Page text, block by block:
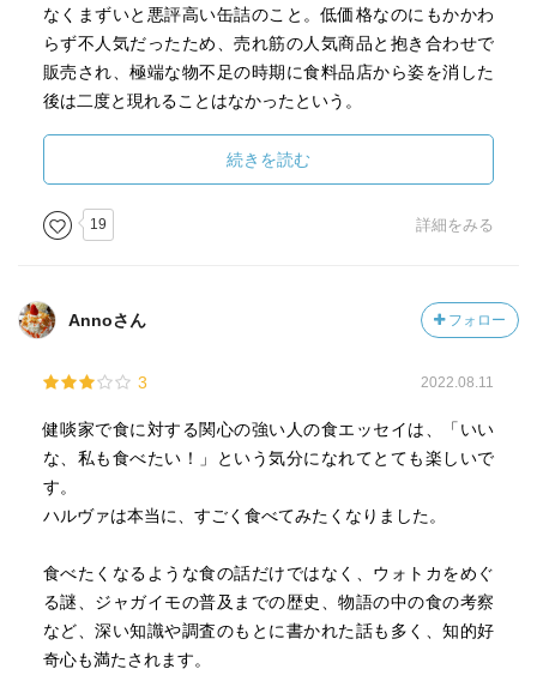
なくまずいと悪評高い缶詰のこと。低価格なのにもかかわ
らず不人気だったため、売れ筋の人気商品と抱き合わせで
販売され、極端な物不足の時期に食料品店から姿を消した
後は二度と現れることはなかったという。
と興味津々だが、米原さんも食べたことはなかったらし
い。それよりも、そんな不人気の缶詰を改良するでもな
く、それを皮肉る小話で腹を抱えて笑っているロシア人に
ついて、米原さんは「才能とエネルギーの恐ろしく非生産
禁じ得なかったそうな。
子供のころ、ロシアの「ハルヴァ」というトルコ蜜飴を食
べた米原さんは、そのおいしさに夢中になり、最高のトル
コ蜜飴を探し求める。
違いなし。と同時に、人の移動により食文化が広がってい
できる秀逸なエッセイだった。
『打ちのめされるようなすごい本』では、勉強熱心で、博
識で、正義感の強い人柄を感じた米原さんだが、本書で見
続きを読む
19 詳細をみる
Annoさん フォロー
3 2022.08.11
健啖家で食に対する関心の強い人の食エッセイは、「いい
な、私も食べたい！」という気分になれてとても楽しいで
す。
ハルヴァは本当に、すごく食べてみたくなりました。
食べたくなるような食の話だけではなく、ウォトカをめぐ
る謎、ジャガイモの普及までの歴史、物語の中の食の考察
など、深い知識や調査のもとに書かれた話も多く、知的好
奇心も満たされます。